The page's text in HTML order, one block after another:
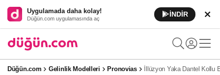
Uygulamada daha kolay!
Düğün.com uygulamasında aç
İNDİR
Düğün.com Gelinlik Modelleri Pronovias İllüzyon Yaka Dantel Kollu